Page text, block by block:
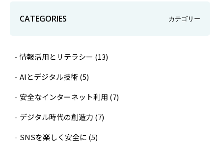
CATEGORIES カテゴリー
情報活用とリテラシー (13)
AIとデジタル技術(5)
安全なインターネット利用 (7)
デジタル時代の創造力 (7)
SNSを楽しく安全に (5)